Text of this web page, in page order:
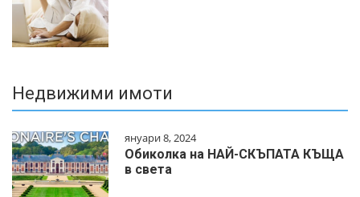
Недвижими имоти
януари 8, 2024
Обиколка на НАЙ-СКЪПАТА КЪЩА
в света